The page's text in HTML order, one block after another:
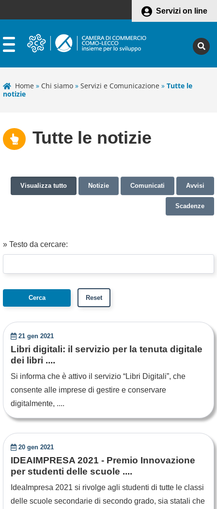
Servizi on line
Home » Chi siamo » Servizi e Comunicazione » Tutte le
notizie
Tutte le notizie
Visualizza tutto Notizie Comunicati Avvisi
Scadenze
» Testo da cercare:
21 gen 2021
Libri digitali: il servizio per la tenuta digitale
dei libri ....
Si informa che è attivo il servizio “Libri Digitali”, che
consente alle imprese di gestire e conservare
digitalmente, ....
20 gen 2021
IDEAIMPRESA 2021 - Premio Innovazione
per studenti delle scuole ....
IdeaImpresa 2021 si rivolge agli studenti di tutte le classi
delle scuole secondarie di secondo grado, sia statali che